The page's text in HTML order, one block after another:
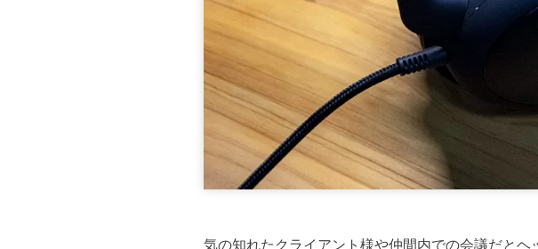
気の知れたクライアント様や仲間内での会議だと